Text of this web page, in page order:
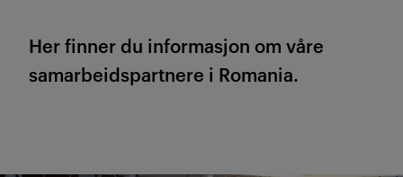
Her finner du informasjon om våre
samarbeidspartnere i Romania.